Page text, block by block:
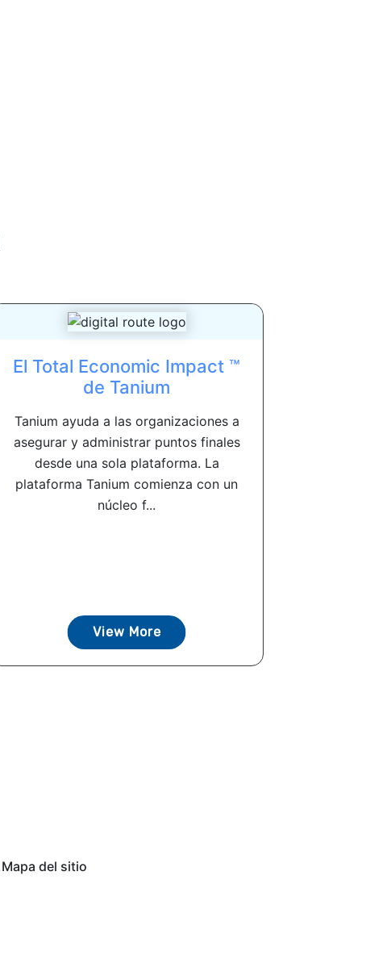
El Total Economic Impact ™
de Tanium
Tanium ayuda a las organizaciones a
asegurar y administrar puntos finales
desde una sola plataforma. La
plataforma Tanium comienza con un
núcleo f...
View More
Mapa del sitio